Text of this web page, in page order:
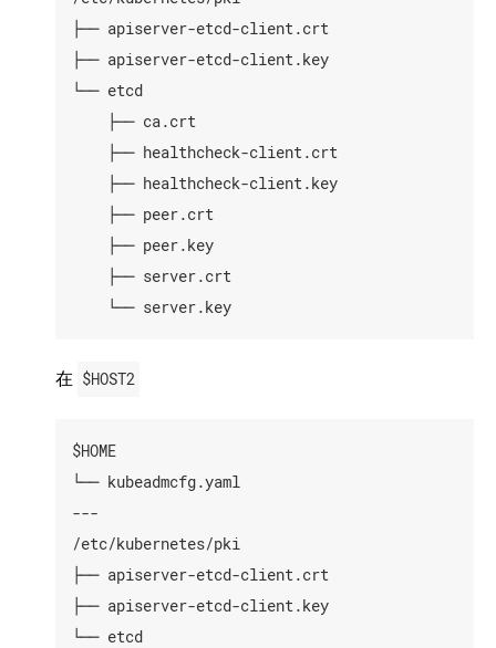
├── apiserver-etcd-client.crt
├── apiserver-etcd-client.key
└── etcd
    ├── ca.crt
    ├── healthcheck-client.crt
    ├── healthcheck-client.key
    ├── peer.crt
    ├── peer.key
    ├── server.crt
在 $HOST2
$HOME
└── kubeadmcfg.yaml
---
/etc/kubernetes/pki
├── apiserver-etcd-client.crt
├── apiserver-etcd-client.key
└── etcd